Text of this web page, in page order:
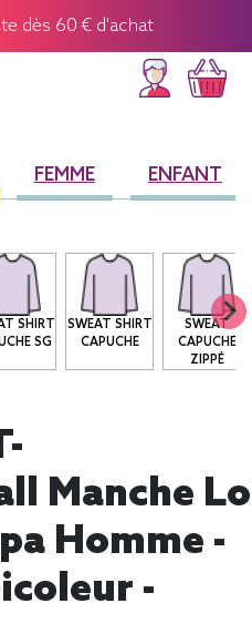
dès 60 € d'achat
FEMME ENFANT
SHIRT
SG
SWEAT SHIRT
CAPUCHE
SWEAT
CAPUCHE
ZIPPÉ
Manche
Homme -
-